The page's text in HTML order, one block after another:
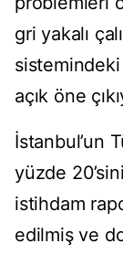
gri yakalı
açık öne
İstanbul’un
yüzde
istihdam
edilmiş ve